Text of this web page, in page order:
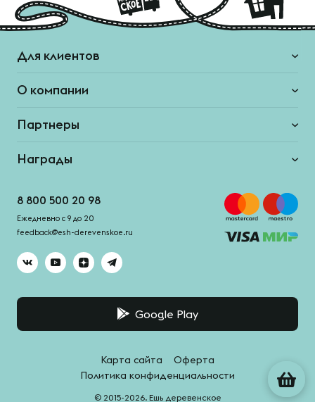
Для клиентов
О компании
Партнеры
Награды
8 800 500 20 98
Ежедневно с 9 до 20
feedback@esh-derevenskoe.ru
Google Play
© 2015-2026. Ешь деревенское
Карта сайта
Оферта
Политика конфиденциальности